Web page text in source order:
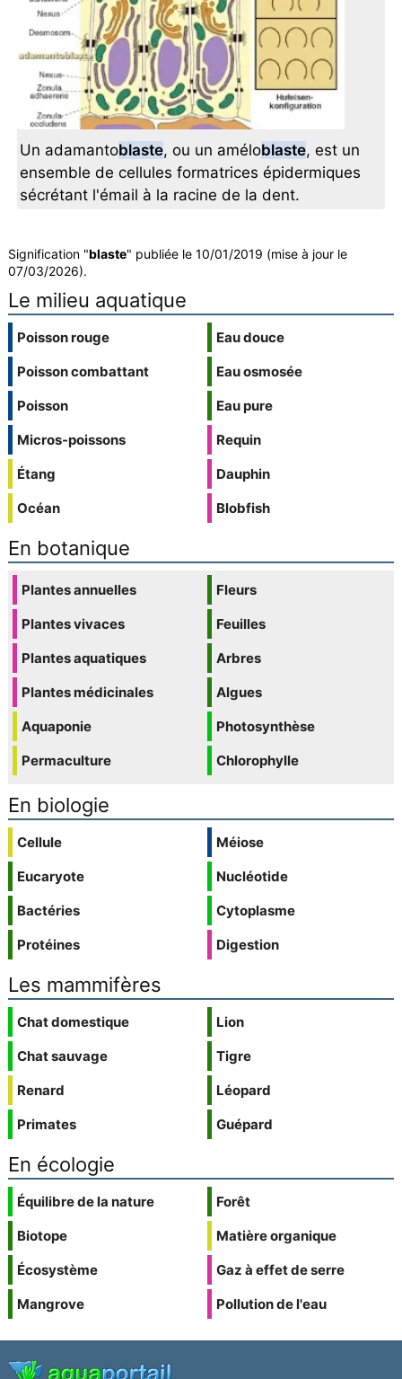
Un adamantoblaste, ou un améloblaste, est un
ensemble de cellules formatrices épidermiques
sécrétant l'émail à la racine de la dent.
Signification "blaste" publiée le 10/01/2019 (mise à jour le
07/03/2026).
Le milieu aquatique
Poisson rouge
Poisson combattant
Poisson
Micros-poissons
Étang
Océan
Eau douce
Eau osmosée
Eau pure
Requin
Dauphin
Blobfish
En botanique
Plantes annuelles
Plantes vivaces
Plantes aquatiques
Plantes médicinales
Aquaponie
Permaculture
Fleurs
Feuilles
Arbres
Algues
Photosynthèse
Chlorophylle
En biologie
Cellule
Eucaryote
Bactéries
Protéines
Méiose
Nucléotide
Cytoplasme
Digestion
Les mammifères
Chat domestique
Chat sauvage
Renard
Primates
Lion
Tigre
Léopard
Guépard
En écologie
Équilibre de la nature
Biotope
Écosystème
Mangrove
Forêt
Matière organique
Gaz à effet de serre
Pollution de l'eau